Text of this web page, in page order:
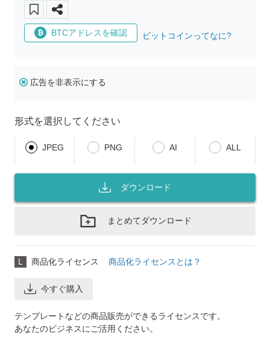
BTCアドレスを確認 ビットコインってなに?
広告を非表示にする
形式を選択してください
JPEG PNG AI ALL
ダウンロード
まとめてダウンロード
L 商品化ライセンス 商品化ライセンスとは？
今すぐ購入
テンプレートなどの商品販売ができるライセンスです。
あなたのビジネスにご活用ください。